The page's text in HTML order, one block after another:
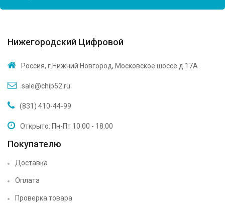
Нижегородский Цифровой
Россия, г.Нижний Новгород, Московское шоссе д 17А
sale@chip52.ru
(831) 410-44-99
Открыто: Пн-Пт 10:00 - 18:00
Покупателю
Доставка
Оплата
Проверка товара